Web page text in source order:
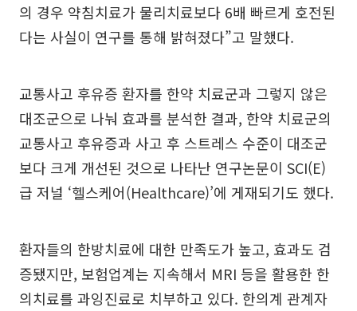
의 경우 약침치료가 물리치료보다 6배 빠르게 호전된
다는 사실이 연구를 통해 밝혀졌다”고 말했다.
교통사고 후유증 환자를 한약 치료군과 그렇지 않은
대조군으로 나눠 효과를 분석한 결과, 한약 치료군의
교통사고 후유증과 사고 후 스트레스 수준이 대조군
보다 크게 개선된 것으로 나타난 연구논문이 SCI(E)
급 저널 ‘헬스케어(Healthcare)’에 게재되기도 했다.
환자들의 한방치료에 대한 만족도가 높고, 효과도 검
증됐지만, 보험업계는 지속해서 MRI 등을 활용한 한
의치료를 과잉진료로 치부하고 있다. 한의계 관계자